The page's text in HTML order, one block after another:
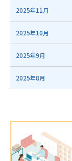
2025年11月
2025年10月
2025年9月
2025年8月